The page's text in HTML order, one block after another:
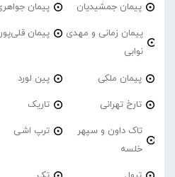
پیمان جمشیدیان پیمان
پیمان زمانی و مهدی
نوابی
پیمان قلی‌پور
پیمان ملکی پین لورد
تارخ تهرانی تاریک
تاک داون و سپهر
خلسه
ترپ اشی